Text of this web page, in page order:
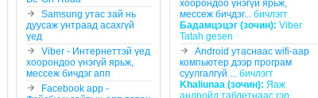
Samsung утас зай нь
дуусаж унтраад асахгүй
үед
Viber - Интернеттэй үед
хоорондоо үнэгүй ярьж,
мессеж бичдэг апп
Facebook app -
хоорондоо үнэгүй ярьж,
мессеж бичдэг... бичлэгт
Бадамцэцэг (зочин): Viber
Tatah gesen
Android утаснаас wifi-аар
компьютер дээр програм
суулгалгүй ... бичлэгт
Khaliunaa (зочин): Яаж
андройд таблетнаас гэр